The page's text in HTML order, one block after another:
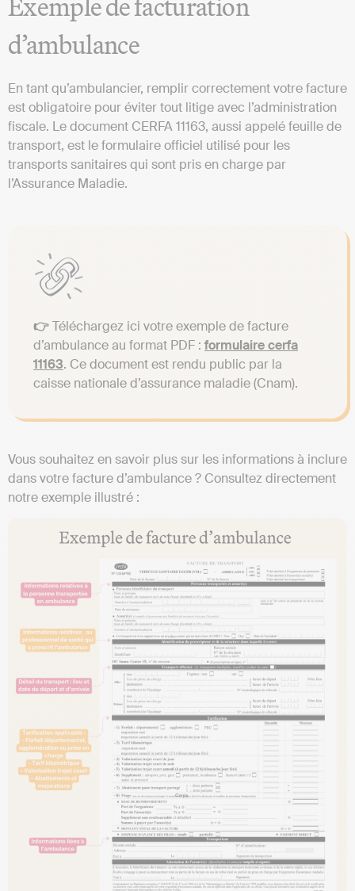
d’ambulance
En tant qu’ambulancier, remplir correctement votre facture
est obligatoire pour éviter tout litige avec l’administration
fiscale. Le document CERFA 11163, aussi appelé feuille de
transport, est le formulaire officiel utilisé pour les
transports sanitaires qui sont pris en charge par
l’Assurance Maladie.
👉Téléchargez ici votre exemple de facture
d’ambulance au format PDF : formulaire cerfa
11163. Ce document est rendu public par la
caisse nationale d’assurance maladie (Cnam).
Vous souhaitez en savoir plus sur les informations à inclure
dans votre facture d’ambulance ? Consultez directement
notre exemple illustré :